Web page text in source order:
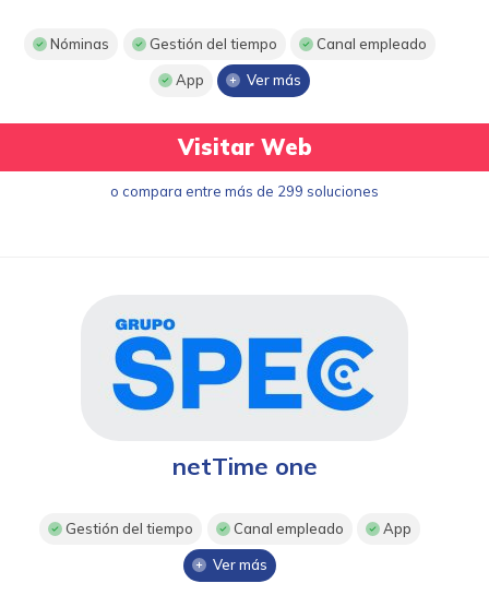
Nóminas Gestión del tiempo Canal empleado
App Ver más
Visitar Web
o compara entre más de 299 soluciones
netTime one
Gestión del tiempo Canal empleado App
Ver más